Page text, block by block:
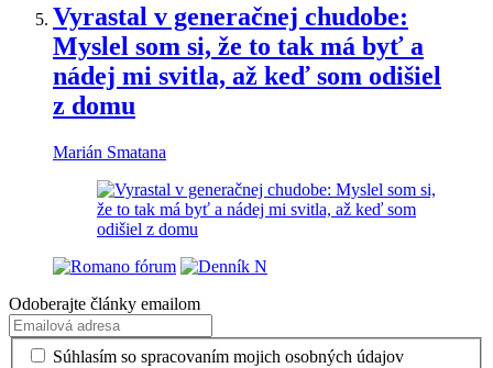
Vyrastal v generačnej chudobe:
Myslel som si, že to tak má byť a
nádej mi svitla, až keď som odišiel
z domu
Marián Smatana
Odoberajte články emailom
Súhlasím so spracovaním mojich osobných údajov